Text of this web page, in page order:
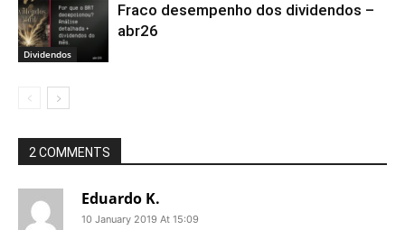
Dividendos
Fraco desempenho dos dividendos –
abr26
2 COMMENTS
Eduardo K.
10 January 2019 At 15:09